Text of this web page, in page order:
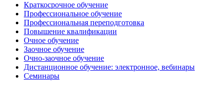
Краткосрочное обучение
Профессиональное обучение
Профессиональная переподготовка
Повышение квалификации
Очное обучение
Заочное обучение
Очно-заочное обучение
Дистанционное обучение: электронное, вебинары
Семинары